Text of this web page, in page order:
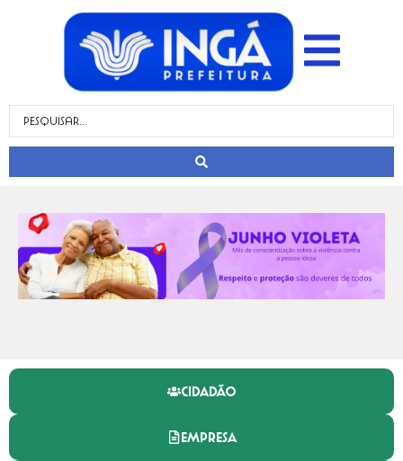
CIDADÃO
EMPRESA